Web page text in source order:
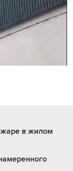
в жилом